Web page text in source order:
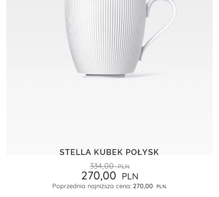
STELLA KUBEK POŁYSK
334,00
270,00
Poprzednia najniższa cena: 270,00 .